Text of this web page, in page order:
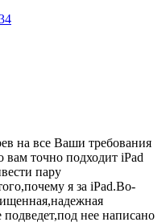
на все Ваши требования
вам точно подходит iPad
пару
я за iPad.Во-
подведет,под нее написано